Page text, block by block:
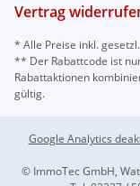
Vertrag
* Alle Preise inkl.
** Der Rabattcode ist
Rabattaktionen
gültig.
Google Analytics
© ImmoTec GmbH,